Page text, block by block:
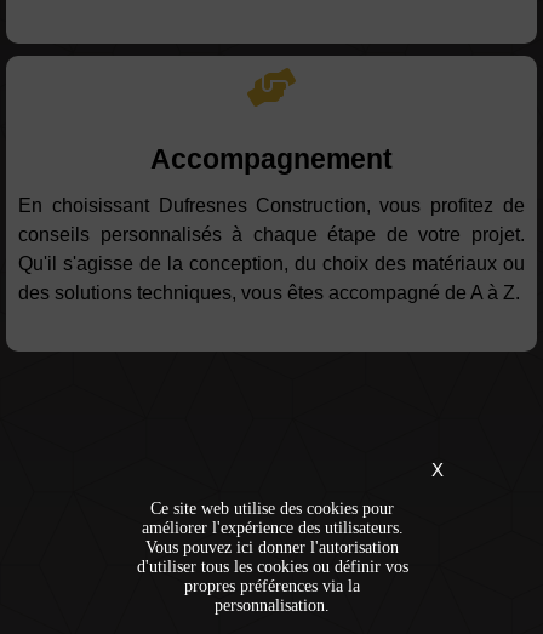
Accompagnement
En choisissant Dufresnes Construction, vous profitez de
conseils personnalisés à chaque étape de votre projet.
Qu'il s'agisse de la conception, du choix des matériaux ou
des solutions techniques, vous êtes accompagné de A à Z.
X
Ce site web utilise des cookies pour
améliorer l'expérience des utilisateurs.
Vous pouvez ici donner l'autorisation
d'utiliser tous les cookies ou définir vos
propres préférences via la
personnalisation.